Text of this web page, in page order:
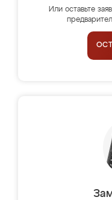
Или оставьте